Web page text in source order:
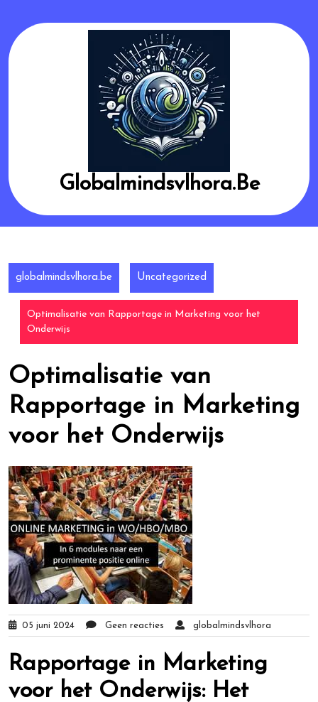
content
Globalmindsvlhora.be
globalmindsvlhora.be Uncategorized
Optimalisatie van Rapportage in Marketing voor het
Onderwijs
Optimalisatie van
Rapportage in Marketing
voor het Onderwijs
05 juni 2024 Geen reacties globalmindsvlhora
Rapportage in Marketing
voor het Onderwijs: Het